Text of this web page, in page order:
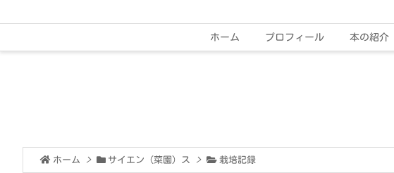
ホーム プロフィール 本の紹介
ホーム > サイエン（菜園）ス > 栽培記録